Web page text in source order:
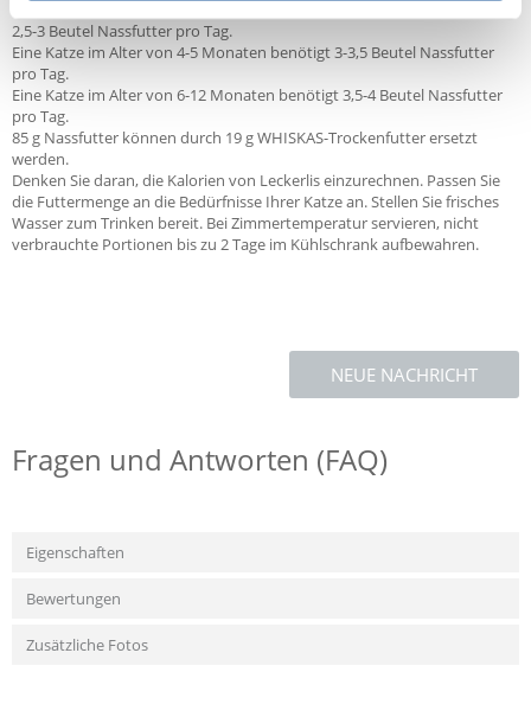
2,5-3 Beutel Nassfutter pro Tag.
Eine Katze im Alter von 4-5 Monaten benötigt 3-3,5 Beutel Nassfutter
pro Tag.
Eine Katze im Alter von 6-12 Monaten benötigt 3,5-4 Beutel Nassfutter
pro Tag.
85 g Nassfutter können durch 19 g WHISKAS-Trockenfutter ersetzt
werden.
Denken Sie daran, die Kalorien von Leckerlis einzurechnen. Passen Sie
die Futtermenge an die Bedürfnisse Ihrer Katze an. Stellen Sie frisches
Wasser zum Trinken bereit. Bei Zimmertemperatur servieren, nicht
verbrauchte Portionen bis zu 2 Tage im Kühlschrank aufbewahren.
NEUE NACHRICHT
Fragen und Antworten (FAQ)
Eigenschaften
Bewertungen
Zusätzliche Fotos